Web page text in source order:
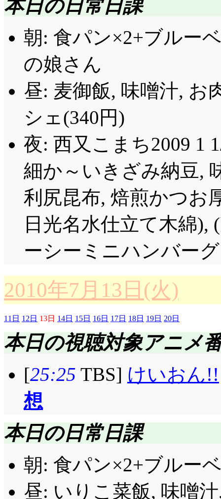
ありすぎることに疑
を晒す七実。「悪刀
よ。雷を帯びたこの
事によって, 私の病は
にしても, その回復力
えないといけないっ
ちみ)と言うべきでし
角もありません。顔
バックスタブとか, 闇
それは(とがめの報告
いけど。
ここらでそろそろ,
緯。死霊山壊滅の報
へと移り, 土佐で右衛
れ……奇々怪界かよっ
相手の側だってのが
やりたくなってきた。
その頃尾張にて, そ
もまにわにも七実を
七花に任せると。二
だったんだろ。否定
れないけど。まにわ
かありませんよね。
幾日も悩み続ける七
子同士が好きなので
まで(違)。
アイキャッチB: あれ
夏期講習初日, 服装
しまった澪。あー,
完全なフォーマルで
違う真面目な場所, と
いのか判断に迷うん
次会』に呼ばれた時
だろうけど, 結婚式か
を考えるとさー……閑
律, そして「ムギち
はっ!? もしかして終
こで対抗して浴衣で
恰好そのものもだけ
なしにし, 合わせも
研究中の紬でした
れる紬「私だけそう
するの。スキンシッ
構ひっついてないか?
よ。紬は『女の子同
知られていますけど(
も律とか気付いてる
いうだけではなく自
本日の日常日課
朝: 食パン×2+ブルー
の娘さん
昼: 麦御飯, 味噌汁, お
シェ(340円)
夜: 西又こまち2009 1
細か～いきざみ納豆,
利尻昆布, 焙煎かつお
日光名水仕立て木綿
ーシーミニハンバー
2010年7月13日(火)
11日 12日 13日 14日 15日 16日 17日 18日 19日 20日
本日の視聴対象アニメ
[25:25 TBS] けいおん!!
想
本日の日常日課
朝: 食パン×2+ブルー
昼: いりこ菜飯, 味噌